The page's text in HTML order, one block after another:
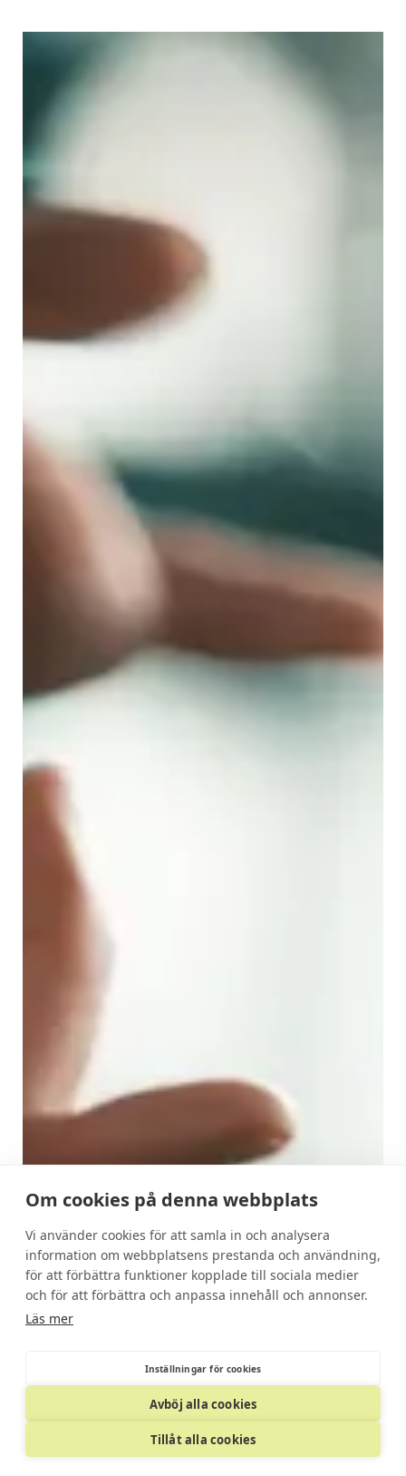
Om cookies på denna webbplats
Vi använder cookies för att samla in och analysera
information om webbplatsens prestanda och användning,
för att förbättra funktioner kopplade till sociala medier
och för att förbättra och anpassa innehåll och annonser.
Läs mer
Inställningar för cookies
Avböj alla cookies
Tillåt alla cookies